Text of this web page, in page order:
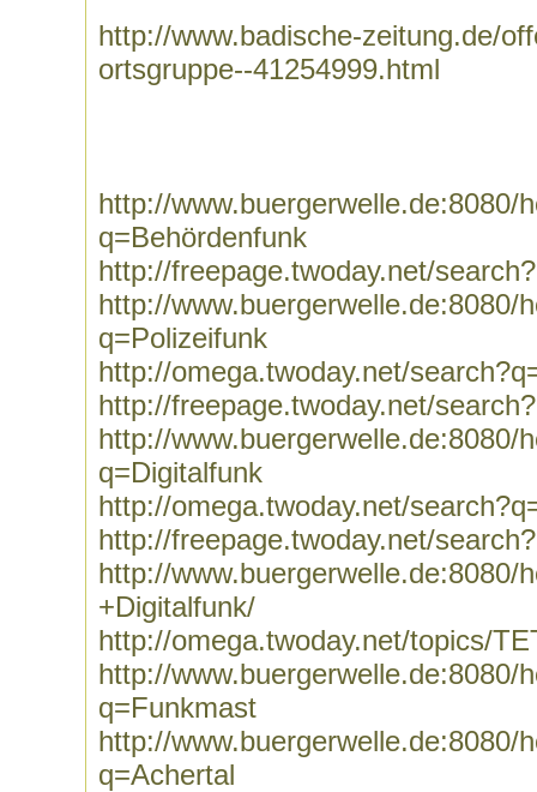
http://www.badische-zeitung.de/
ortsgruppe--41254999.html
http://www.buergerwelle.de:8080/
q=Behördenfunk
http://freepage.twoday.net/
http://www.buergerwelle.de:8080/
q=Polizeifunk
http://omega.twoday.net/
http://freepage.twoday.net/
http://www.buergerwelle.de:8080/
q=Digitalfunk
http://omega.twoday.net/
http://freepage.twoday.net/
http://
+Digitalfunk/
http://omega.twoday.net/topics/
http://www.buergerwelle.de:8080/
q=Funkmast
http://www.buergerwelle.de:8080/
q=Achertal